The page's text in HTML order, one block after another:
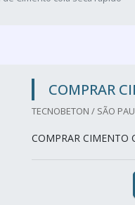
COMPRAR
TECNOBETON / SÃO
COMPRAR CIMENTO